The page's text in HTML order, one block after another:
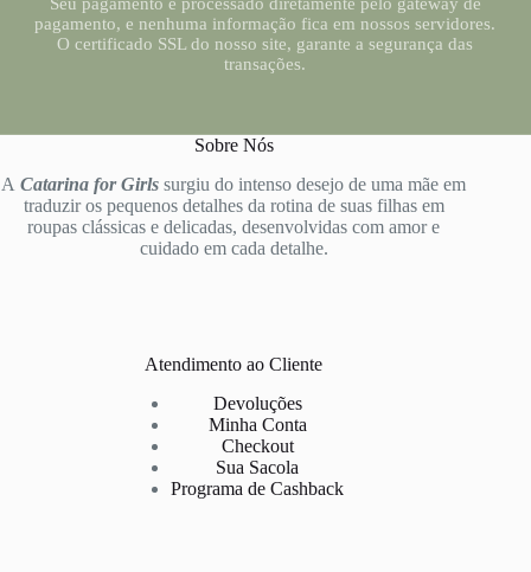
pagamento, e nenhuma informação fica em nossos servidores.
O certificado SSL do nosso site, garante a segurança das
transações.
Sobre Nós
ACatarina for Girls surgiu do intenso desejo de uma mãe em
traduzir os pequenos detalhes da rotina de suas filhas em
roupas clássicas e delicadas, desenvolvidas com amor e
cuidado em cada detalhe.
Atendimento ao Cliente
Devoluções
Minha Conta
Checkout
Sua Sacola
Programa de Cashback